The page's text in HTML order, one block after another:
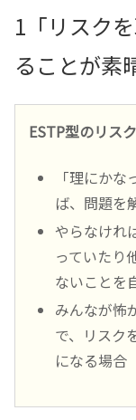
1「リスク
ることが素
ESTP型のリス
「理にか
ば、問題を
やらなけれ
っていたり
ないことを
みんなが怖
で、リスク
になる場合